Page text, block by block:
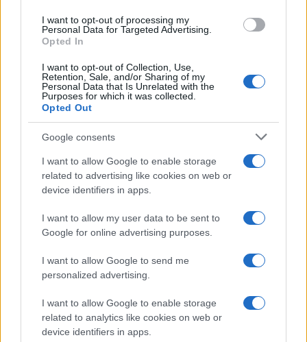
I want to opt-out of processing my
Personal Data for Targeted Advertising.
Opted In
I want to opt-out of Collection, Use,
Retention, Sale, and/or Sharing of my
Personal Data that Is Unrelated with the
Purposes for which it was collected.
Opted Out
Google consents
I want to allow Google to enable storage
related to advertising like cookies on web or
device identifiers in apps.
I want to allow my user data to be sent to
Google for online advertising purposes.
I want to allow Google to send me
personalized advertising.
I want to allow Google to enable storage
related to analytics like cookies on web or
device identifiers in apps.